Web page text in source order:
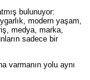
bulunuyor:
modern yaşam,
medya, marka,
sadece bir
varmanın yolu aynı